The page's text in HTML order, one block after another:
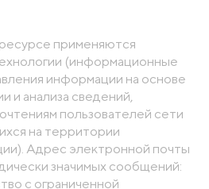
применяются
(информационные
информации на основе
и анализа сведений,
пользователей сети
на территории
Адрес электронной почты
значимых сообщений:
с ограниченной